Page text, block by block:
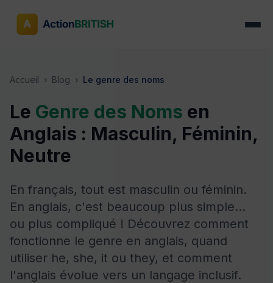
Accueil › Blog › Le genre des noms
Le Genre des Noms en
Anglais : Masculin, Féminin,
Neutre
En français, tout est masculin ou féminin.
En anglais, c'est beaucoup plus simple...
ou plus compliqué ! Découvrez comment
fonctionne le genre en anglais, quand
utiliser he, she, it ou they, et comment
l'anglais évolue vers un langage inclusif.